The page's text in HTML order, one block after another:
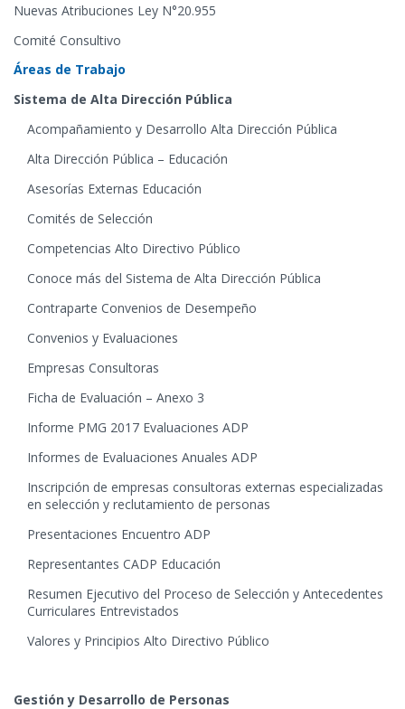
Nuevas Atribuciones Ley N°20.955
Comité Consultivo
Áreas de Trabajo
Sistema de Alta Dirección Pública
Acompañamiento y Desarrollo Alta Dirección Pública
Alta Dirección Pública – Educación
Asesorías Externas Educación
Comités de Selección
Competencias Alto Directivo Público
Conoce más del Sistema de Alta Dirección Pública
Contraparte Convenios de Desempeño
Convenios y Evaluaciones
Empresas Consultoras
Ficha de Evaluación – Anexo 3
Informe PMG 2017 Evaluaciones ADP
Informes de Evaluaciones Anuales ADP
Inscripción de empresas consultoras externas especializadas
en selección y reclutamiento de personas
Presentaciones Encuentro ADP
Representantes CADP Educación
Resumen Ejecutivo del Proceso de Selección y Antecedentes
Curriculares Entrevistados
Valores y Principios Alto Directivo Público
Gestión y Desarrollo de Personas